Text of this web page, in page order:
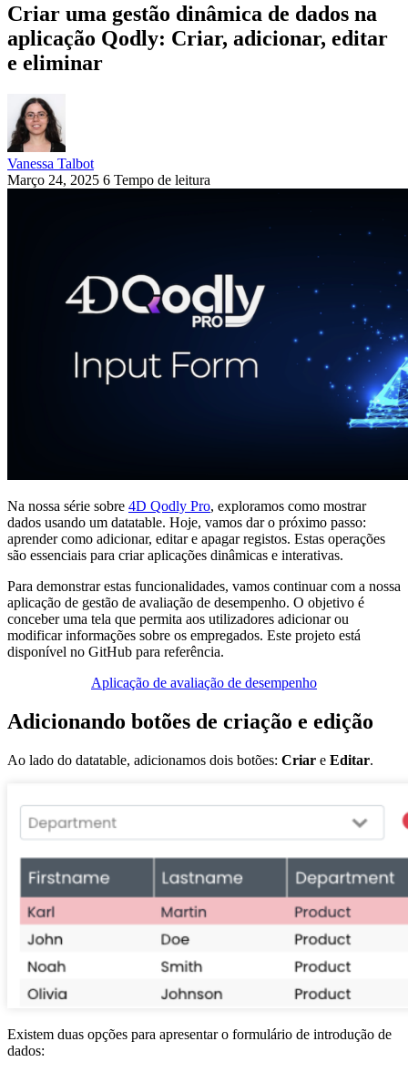
Criar uma gestão dinâmica de dados na
aplicação Qodly: Criar, adicionar, editar
e eliminar
Vanessa Talbot
Março 24, 2025 6 Tempo de leitura
Na nossa série sobre 4D Qodly Pro, exploramos como mostrar
dados usando um datatable. Hoje, vamos dar o próximo passo:
aprender como adicionar, editar e apagar registos. Estas operações
são essenciais para criar aplicações dinâmicas e interativas.
Para demonstrar estas funcionalidades, vamos continuar com a nossa
aplicação de gestão de avaliação de desempenho. O objetivo é
conceber uma tela que permita aos utilizadores adicionar ou
modificar informações sobre os empregados. Este projeto está
disponível no GitHub para referência.
Aplicação de avaliação de desempenho
Adicionando botões de criação e edição
Ao lado do datatable, adicionamos dois botões: Criar e Editar.
Existem duas opções para apresentar o formulário de introdução de
dados: